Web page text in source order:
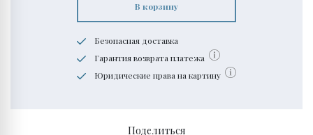
В корзину
Безопасная доставка
Гарантия возврата платежа
Юридические права на картину
Поделиться